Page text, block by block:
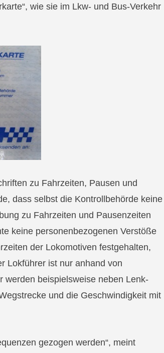
wie sie im Lkw- und Bus-Verkehr
zu Fahrzeiten, Pausen und
dass selbst die Kontrollbehörde keine
zu Fahrzeiten und Pausenzeiten
keine personenbezogenen Verstöße
der Lokomotiven festgehalten,
Lokführer ist nur anhand von
werden beispielsweise neben Lenk-
und die Geschwindigkeit mit
gezogen werden“, meint